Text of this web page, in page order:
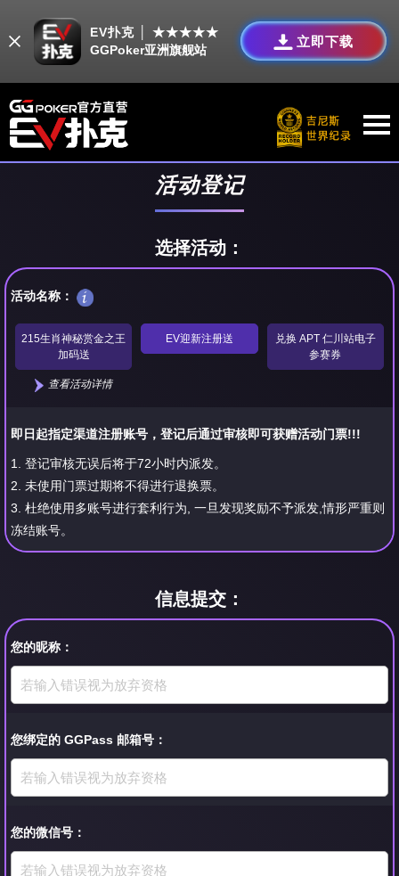
EV扑克 │ ★★★★★
GGPoker亚洲旗舰站
立即下载
活动登记
选择活动：
活动名称：
215生肖神秘赏金之王
加码送
查看活动详情
EV迎新注册送
兑换 APT 仁川站电子
参赛券
即日起指定渠道注册账号，登记后通过审核即可获赠活动门票!!!
1. 登记审核无误后将于72小时内派发。
2. 未使用门票过期将不得进行退换票。
3. 杜绝使用多账号进行套利行为, 一旦发现奖励不予派发,情形严重则
冻结账号。
信息提交：
您的昵称：
您绑定的 GGPass 邮箱号：
您的微信号：